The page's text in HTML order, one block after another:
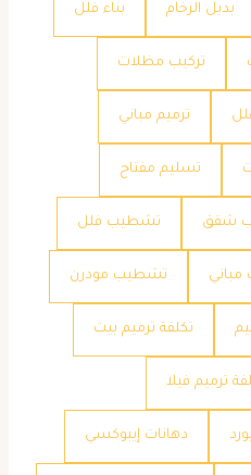
بديل الرخام بناء فلل
تركيب مظلات
ترميم مباني
تسليم مفتاح
شقق تشطيب فلل
تشطيب مودرن
تكلفة ترميم بيت
ترميم فيلا
دهانات إيبوكسي